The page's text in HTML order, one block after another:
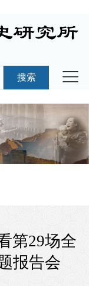
搜索
第29场全
报告会